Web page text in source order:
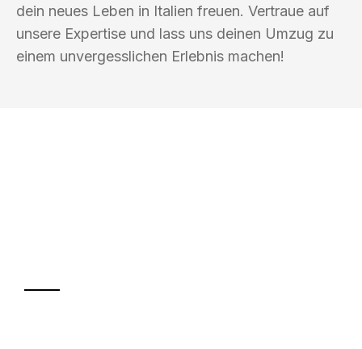
dein neues Leben in Italien freuen. Vertraue auf
unsere Expertise und lass uns deinen Umzug zu
einem unvergesslichen Erlebnis machen!